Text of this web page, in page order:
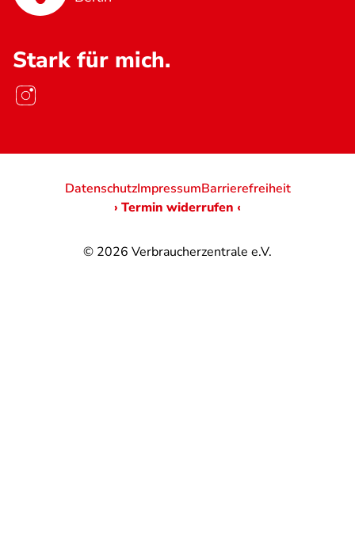
Stark für mich.
© 2026 Verbraucherzentrale e.V.
DatenschutzImpressumBarrierefreiheit
› Termin widerrufen ‹